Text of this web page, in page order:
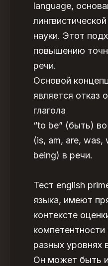
language,
науки. Этот
повышению
речи.
Основой
является отказ
глагола
“to be” (быть)
(is, am, are, was,
being) в речи.
Тест еnglish
языка, имеют
контексте
компетентности
разных уровнях
Он может быть